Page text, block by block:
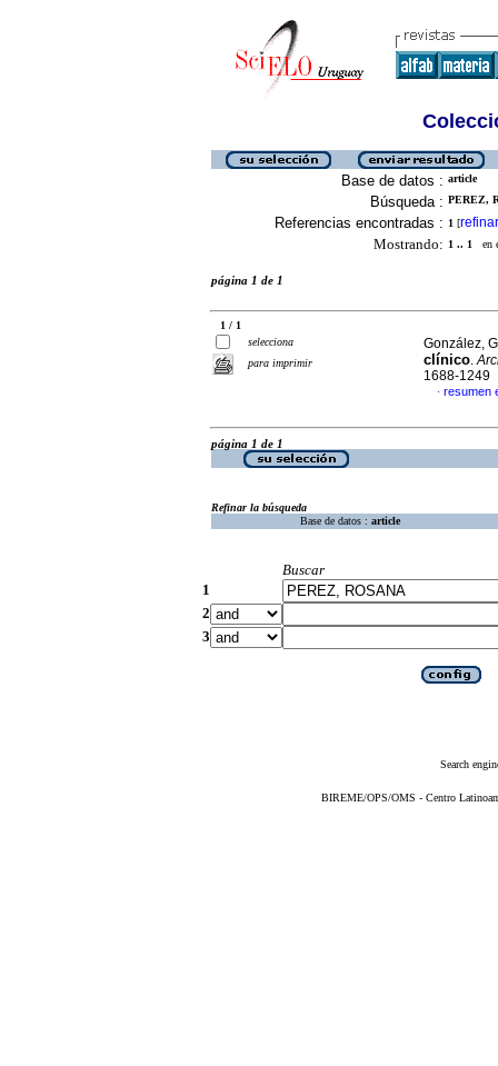
Base de datos : article
Búsqueda : PEREZ,
Referencias encontradas : 1 [refinar
Mostrando: 1 .. 1 en
página 1 de 1
1 / 1
selecciona
para imprimir
González,
clínico.
1688-1249
· resumen
página 1 de 1
Refinar la búsqueda
Base de datos : article
Buscar
1
2
3
Search
BIREME/OPS/OMS - Centro